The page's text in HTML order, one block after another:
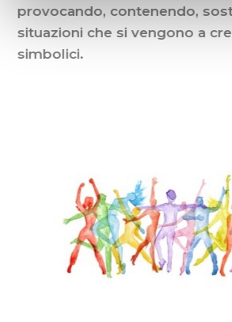
provocando, contenendo,
situazioni che si vengono a
simbolici.